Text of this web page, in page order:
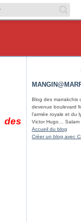
des
Blog des marrakchis
devenue boulevard
l'armée royale et du
Victor Hugo… Salam
Accueil du blog
Créer un blog avec